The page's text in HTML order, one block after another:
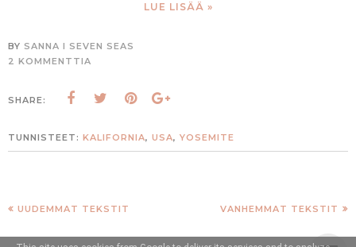
LUE LISÄÄ »
BY SANNA I SEVEN SEAS
2 KOMMENTTIA
SHARE:
TUNNISTEET: KALIFORNIA, USA, YOSEMITE
UUDEMMAT TEKSTIT VANHEMMAT TEKSTIT